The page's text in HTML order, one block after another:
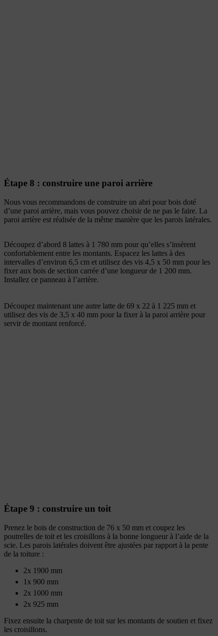
Étape 8 : construire une paroi arrière
Nous vous recommandons de construire un abri pour bois doté
d’une paroi arrière, mais vous pouvez choisir de ne pas le faire. La
paroi arrière est réalisée de la même manière que les parois latérales.
Découpez d’abord 8 lattes à 1 780 mm pour qu’elles s’insèrent
confortablement entre les montants. Espacez les lattes à des
intervalles d’environ 6,5 cm et utilisez des vis 4,5 x 50 mm pour les
fixer aux bois de section carrée d’une longueur de 1 200 mm.
Installez ce panneau à l’arrière.
Découpez maintenant une autre latte de 69 x 22 à 1 225 mm et
utilisez des vis de 3,5 x 40 mm pour la fixer à la paroi arrière pour
servir de montant renforcé.
Étape 9 : construire un toit
Prenez le bois de construction de 76 x 50 mm et coupez les
poutrelles de toit et les croisillons à la bonne longueur à l’aide de la
scie. Les parois latérales doivent être ajustées par rapport à la pente
de la toiture :
2x 1900 mm
1x 900 mm
2x 1000 mm
2x 925 mm
Fixez ensuite la charpente de toit sur les montants de soutien et fixez
les croisillons.